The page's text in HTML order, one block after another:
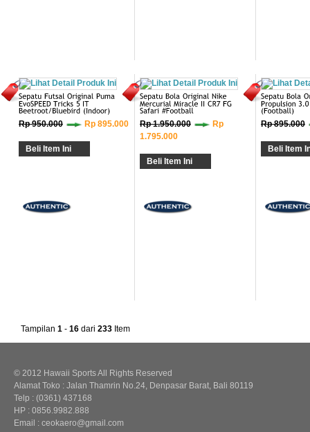
Rp 950.000 Rp 895.000
Beli Item Ini
Rp 1.950.000
Rp
1.795.000
Beli Item Ini
Rp 895.000
Beli Item
Tampilan 1 - 16 dari 233 Item
© 2012 Hawaii Sports All Rights Reserved
Alamat Toko : Jalan Thamrin No.24, Denpasar Barat, Bali 80119
Telp : (0361) 437168
HP : 0856.9982.888
Email : ceokaero@gmail.com